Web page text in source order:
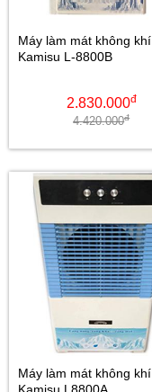
Máy làm mát không khí
Kamisu L-8800B
2.830.000đ
4.420.000đ
Máy làm mát không khí